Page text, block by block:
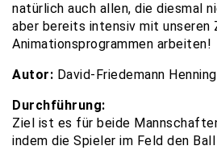
natürlich auch allen, die diesmal
aber bereits intensiv mit unseren
Animationsprogrammen arbeiten!
Autor: David-Friedemann Henning
Durchführung:
Ziel ist es für beide
indem die Spieler im Feld den